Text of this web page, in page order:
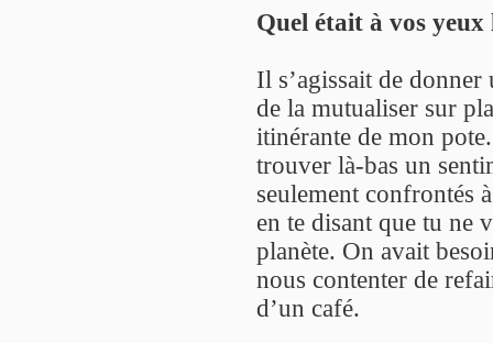
Quel était à vos
Il s’agissait de
de la mutualiser sur
itinérante de mon
trouver là-bas un
seulement confrontés
en te disant que tu ne
planète. On avait
nous contenter de
d’un café.